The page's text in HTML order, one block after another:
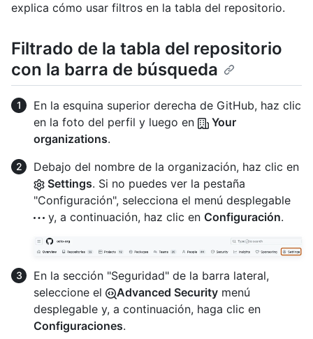
explica cómo usar filtros en la tabla del repositorio.
Filtrado de la tabla del repositorio
con la barra de búsqueda
En la esquina superior derecha de GitHub, haz clic
en la foto del perfil y luego en
Your
organizations.
Debajo del nombre de la organización, haz clic en
Settings. Si no puedes ver la pestaña
"Configuración", selecciona el menú desplegable
y, a continuación, haz clic en Configuración.
En la sección "Seguridad" de la barra lateral,
seleccione el
Advanced Security menú
desplegable y, a continuación, haga clic en
Configuraciones.